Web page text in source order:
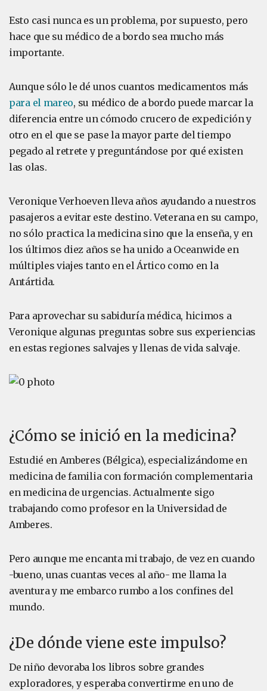
Esto casi nunca es un problema, por supuesto, pero
hace que su médico de a bordo sea mucho más
importante.
Aunque sólo le dé unos cuantos medicamentos más
para el mareo, su médico de a bordo puede marcar la
diferencia entre un cómodo crucero de expedición y
otro en el que se pase la mayor parte del tiempo
pegado al retrete y preguntándose por qué existen
las olas.
Veronique Verhoeven lleva años ayudando a nuestros
pasajeros a evitar este destino. Veterana en su campo,
no sólo practica la medicina sino que la enseña, y en
los últimos diez años se ha unido a Oceanwide en
múltiples viajes tanto en el Ártico como en la
Antártida.
Para aprovechar su sabiduría médica, hicimos a
Veronique algunas preguntas sobre sus experiencias
en estas regiones salvajes y llenas de vida salvaje.
¿Cómo se inició en la medicina?
Estudié en Amberes (Bélgica), especializándome en
medicina de familia con formación complementaria
en medicina de urgencias. Actualmente sigo
trabajando como profesor en la Universidad de
Amberes.
Pero aunque me encanta mi trabajo, de vez en cuando
-bueno, unas cuantas veces al año- me llama la
aventura y me embarco rumbo a los confines del
mundo.
¿De dónde viene este impulso?
De niño devoraba los libros sobre grandes
exploradores, y esperaba convertirme en uno de